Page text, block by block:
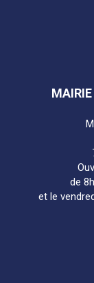
de
et le